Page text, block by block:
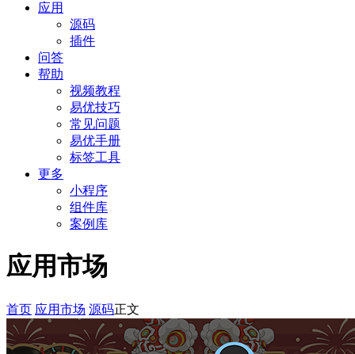
应用
源码
插件
问答
帮助
视频教程
易优技巧
常见问题
易优手册
标签工具
更多
小程序
组件库
案例库
应用市场
首页 应用市场 源码正文